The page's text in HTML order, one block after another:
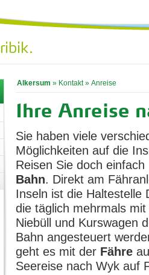
Alkersum » Kontakt» Anreise
Ihre Anreise
Sie haben viele
Möglichkeiten auf die
Reisen Sie doch
Bahn. Direkt am
Inseln ist die Haltestelle
die täglich mehrmals
Niebüll und Kurswagen
Bahn angesteuert
geht es mit der Fähre
Seereise nach Wyk auf